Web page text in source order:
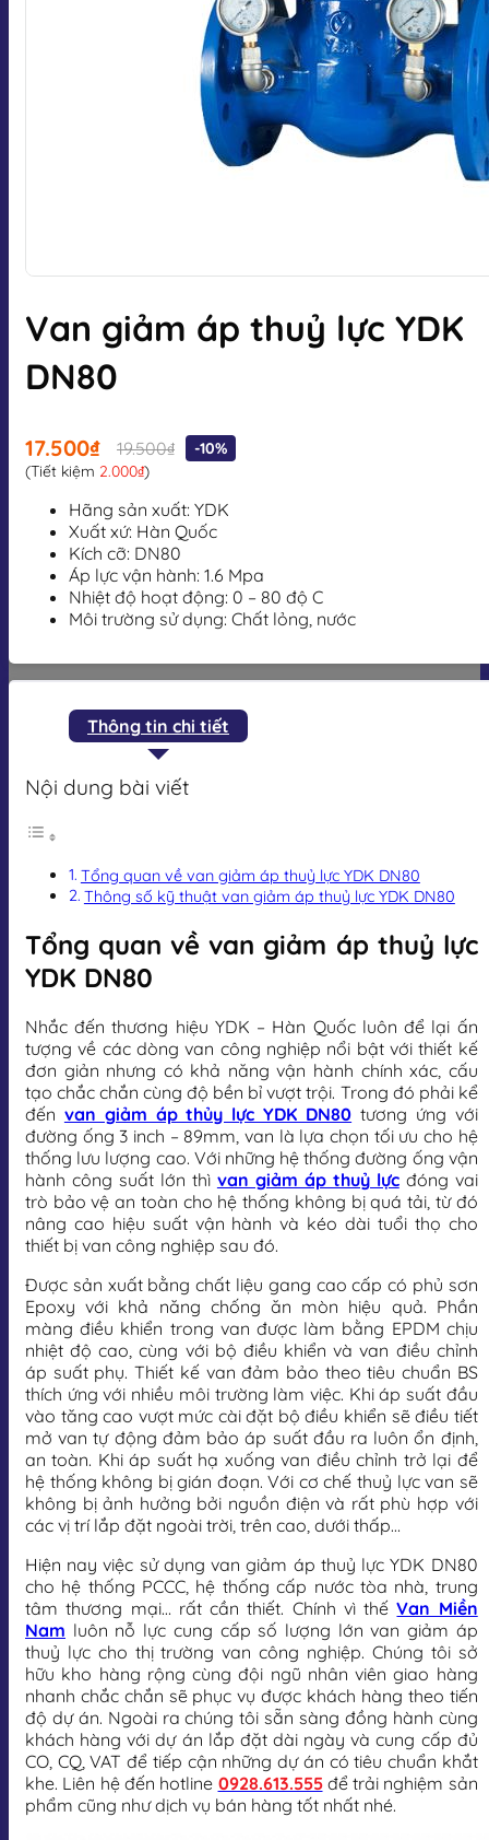
Van giảm áp thuỷ lực YDK
DN80
17.500₫ 19.500₫
-10%
(Tiết kiệm 2.000₫)
Hãng sản xuất: YDK
Xuất xứ: Hàn Quốc
Kích cỡ: DN80
Áp lực vận hành: 1.6 Mpa
Nhiệt độ hoạt động: 0 – 80 độ C
Môi trường sử dụng: Chất lỏng, nước
Thông tin chi tiết
Nội dung bài viết
Tổng quan về van giảm áp thuỷ lực YDK DN80
Thông số kỹ thuật van giảm áp thuỷ lực YDK DN80
Tổng quan về van giảm áp thuỷ lực
YDK DN80
Nhắc đến thương hiệu YDK – Hàn Quốc luôn để lại ấn
tượng về các dòng van công nghiệp nổi bật với thiết kế
đơn giản nhưng có khả năng vận hành chính xác, cấu
tạo chắc chắn cùng độ bền bỉ vượt trội. Trong đó phải kể
đến van giảm áp thủy lực YDK DN80 tương ứng với
đường ống 3 inch – 89mm, van là lựa chọn tối ưu cho hệ
thống lưu lượng cao. Với những hệ thống đường ống vận
hành công suất lớn thì van giảm áp thuỷ lựcđóng vai
trò bảo vệ an toàn cho hệ thống không bị quá tải, từ đó
nâng cao hiệu suất vận hành và kéo dài tuổi thọ cho
thiết bị van công nghiệp sau đó.
Được sản xuất bằng chất liệu gang cao cấp có phủ sơn
Epoxy với khả năng chống ăn mòn hiệu quả. Phần
màng điều khiển trong van được làm bằng EPDM chịu
nhiệt độ cao, cùng với bộ điều khiển và van điều chỉnh
áp suất phụ. Thiết kế van đảm bảo theo tiêu chuẩn BS
thích ứng với nhiều môi trường làm việc. Khi áp suất đầu
vào tăng cao vượt mức cài đặt bộ điều khiển sẽ điều tiết
mở van tự động đảm bảo áp suất đầu ra luôn ổn định,
an toàn. Khi áp suất hạ xuống van điều chỉnh trở lại để
hệ thống không bị gián đoạn. Với cơ chế thuỷ lực van sẽ
không bị ảnh hưởng bởi nguồn điện và rất phù hợp với
các vị trí lắp đặt ngoài trời, trên cao, dưới thấp…
Hiện nay việc sử dụng van giảm áp thuỷ lực YDK DN80
cho hệ thống PCCC, hệ thống cấp nước tòa nhà, trung
tâm thương mại… rất cần thiết. Chính vì thếVan Miền
Nam luôn nỗ lực cung cấp số lượng lớn van giảm áp
thuỷ lực cho thị trường van công nghiệp. Chúng tôi sở
hữu kho hàng rộng cùng đội ngũ nhân viên giao hàng
nhanh chắc chắn sẽ phục vụ được khách hàng theo tiến
độ dự án. Ngoài ra chúng tôi sẵn sàng đồng hành cùng
khách hàng với dự án lắp đặt dài ngày và cung cấp đủ
CO, CQ, VAT để tiếp cận những dự án có tiêu chuẩn khắt
khe. Liên hệ đến hotline 0928.613.555để trải nghiệm sản
phẩm cũng như dịch vụ bán hàng tốt nhất nhé.